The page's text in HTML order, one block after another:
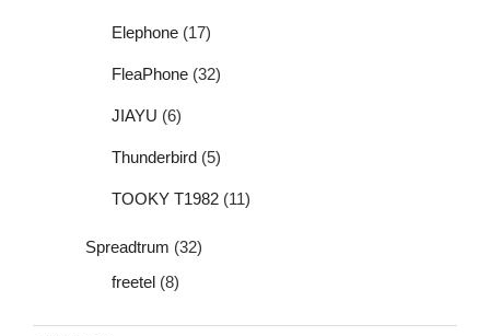
Elephone (17)
FleaPhone (32)
JIAYU (6)
Thunderbird (5)
TOOKY T1982 (11)
Spreadtrum (32)
freetel (8)